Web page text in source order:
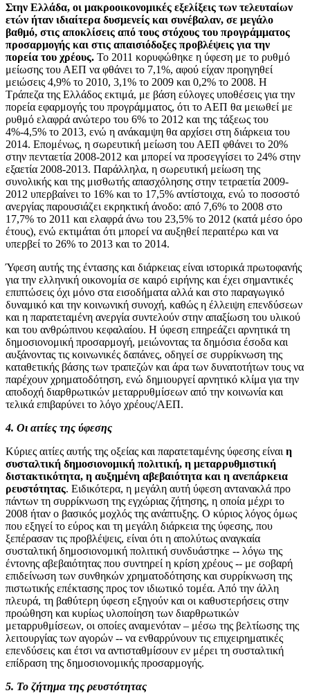
Στην Ελλάδα, οι μακροοικονομικές εξελίξεις των τελευταίων
ετών ήταν ιδιαίτερα δυσμενείς και συνέβαλαν, σε μεγάλο
βαθμό, στις αποκλίσεις από τους στόχους του προγράμματος
προσαρμογής και στις απαισιόδοξες προβλέψεις για την
πορεία του χρέους. Το 2011 κορυφώθηκε η ύφεση με το ρυθμό
μείωσης του ΑΕΠ να φθάνει το 7,1%, αφού είχαν προηγηθεί
μειώσεις 4,9% το 2010, 3,1% το 2009 και 0,2% το 2008. Η
Τράπεζα της Ελλάδος εκτιμά, με βάση εύλογες υποθέσεις για την
πορεία εφαρμογής του προγράμματος, ότι το ΑΕΠ θα μειωθεί με
ρυθμό ελαφρά ανώτερο του 6% το 2012 και της τάξεως του
4%-4,5% το 2013, ενώ η ανάκαμψη θα αρχίσει στη διάρκεια του
2014. Επομένως, η σωρευτική μείωση του ΑΕΠ φθάνει το 20%
στην πενταετία 2008-2012 και μπορεί να προσεγγίσει το 24% στην
εξαετία 2008-2013. Παράλληλα, η σωρευτική μείωση της
συνολικής και της μισθωτής απασχόλησης στην τετραετία 2009-
2012 υπερβαίνει το 16% και το 17,5% αντίστοιχα, ενώ το ποσοστό
ανεργίας παρουσιάζει εκρηκτική άνοδο: από 7,6% το 2008 στο
17,7% το 2011 και ελαφρά άνω του 23,5% το 2012 (κατά μέσο όρο
έτους), ενώ εκτιμάται ότι μπορεί να αυξηθεί περαιτέρω και να
υπερβεί το 26% το 2013 και το 2014.
Ύφεση αυτής της έντασης και διάρκειας είναι ιστορικά πρωτοφανής
για την ελληνική οικονομία σε καιρό ειρήνης και έχει σημαντικές
επιπτώσεις όχι μόνο στα εισοδήματα αλλά και στο παραγωγικό
δυναμικό και την κοινωνική συνοχή, καθώς η έλλειψη επενδύσεων
και η παρατεταμένη ανεργία συντελούν στην απαξίωση του υλικού
και του ανθρώπινου κεφαλαίου. Η ύφεση επηρεάζει αρνητικά τη
δημοσιονομική προσαρμογή, μειώνοντας τα δημόσια έσοδα και
αυξάνοντας τις κοινωνικές δαπάνες, οδηγεί σε συρρίκνωση της
καταθετικής βάσης των τραπεζών και άρα των δυνατοτήτων τους να
παρέχουν χρηματοδότηση, ενώ δημιουργεί αρνητικό κλίμα για την
αποδοχή διαρθρωτικών μεταρρυθμίσεων από την κοινωνία και
τελικά επιβαρύνει το λόγο χρέους/ΑΕΠ.
4. Οι αιτίες της ύφεσης
Κύριες αιτίες αυτής της οξείας και παρατεταμένης ύφεσης είναι η
συσταλτική δημοσιονομική πολιτική, η μεταρρυθμιστική
διστακτικότητα, η αυξημένη αβεβαιότητα και η ανεπάρκεια
ρευστότητας. Ειδικότερα, η μεγάλη αυτή ύφεση αντανακλά προ
πάντων τη συρρίκνωση της εγχώριας ζήτησης, η οποία μέχρι το
2008 ήταν ο βασικός μοχλός της ανάπτυξης. Ο κύριος λόγος όμως
που εξηγεί το εύρος και τη μεγάλη διάρκεια της ύφεσης, που
ξεπέρασαν τις προβλέψεις, είναι ότι η απολύτως αναγκαία
συσταλτική δημοσιονομική πολιτική συνδυάστηκε -- λόγω της
έντονης αβεβαιότητας που συντηρεί η κρίση χρέους -- με σοβαρή
επιδείνωση των συνθηκών χρηματοδότησης και συρρίκνωση της
πιστωτικής επέκτασης προς τον ιδιωτικό τομέα. Από την άλλη
πλευρά, τη βαθύτερη ύφεση εξηγούν και οι καθυστερήσεις στην
προώθηση και κυρίως υλοποίηση των διαρθρωτικών
μεταρρυθμίσεων, οι οποίες αναμενόταν – μέσω της βελτίωσης της
λειτουργίας των αγορών -- να ενθαρρύνουν τις επιχειρηματικές
επενδύσεις και έτσι να αντισταθμίσουν εν μέρει τη συσταλτική
επίδραση της δημοσιονομικής προσαρμογής.
5. Το ζήτημα της ρευστότητας